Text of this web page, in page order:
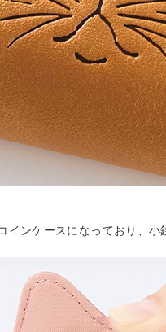
インケースになっており、小